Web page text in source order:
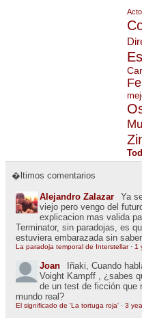
�ltimos comentarios
Alejandro Zalazar
Ya
viejo pero vengo del
explicacion mas valida
Terminator, sin paradojas, es
estuviera embarazada sin
La paradoja temporal de Interstellar· 1
Joan
Iñaki, Cuando
Voight Kampff , ¿sabes
de un test de ficción que
mundo real?
El significado de 'La tortuga roja' · 3